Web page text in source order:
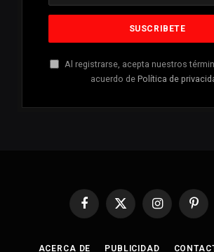
Al registrarse, acepta nuestros
acuerdo de Política de
Facebook
X
Instagram
ACERCA DE PUBLICIDAD